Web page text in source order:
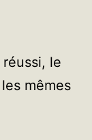
le
mêmes